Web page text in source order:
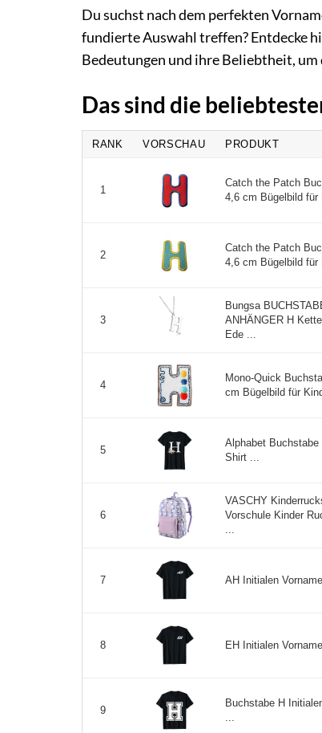
Du suchst nach dem perfekten
fundierte Auswahl treffen? Entdecke
Bedeutungen und ihre Beliebtheit,
Das sind die
RANK VORSCHAU PRODUKT
1
Catch the Patch
4,6 cm Bügelbild für
2
Catch the Patch
4,6 cm Bügelbild für
3
Bungsa
ANHÄNGER H
Ede ...
4
Mono-Quick
cm Bügelbild für
5
Alphabet Buchstabe
Shirt ...
6
VASCHY
Vorschule Kinder
7 AH Initialen
8 EH Initialen
9
Buchstabe H